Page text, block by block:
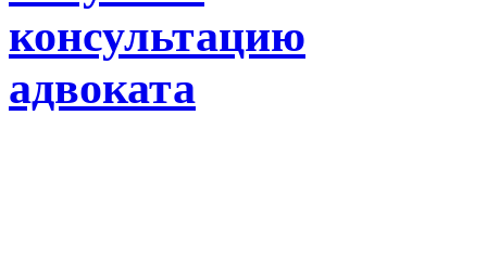
консультацию
адвоката